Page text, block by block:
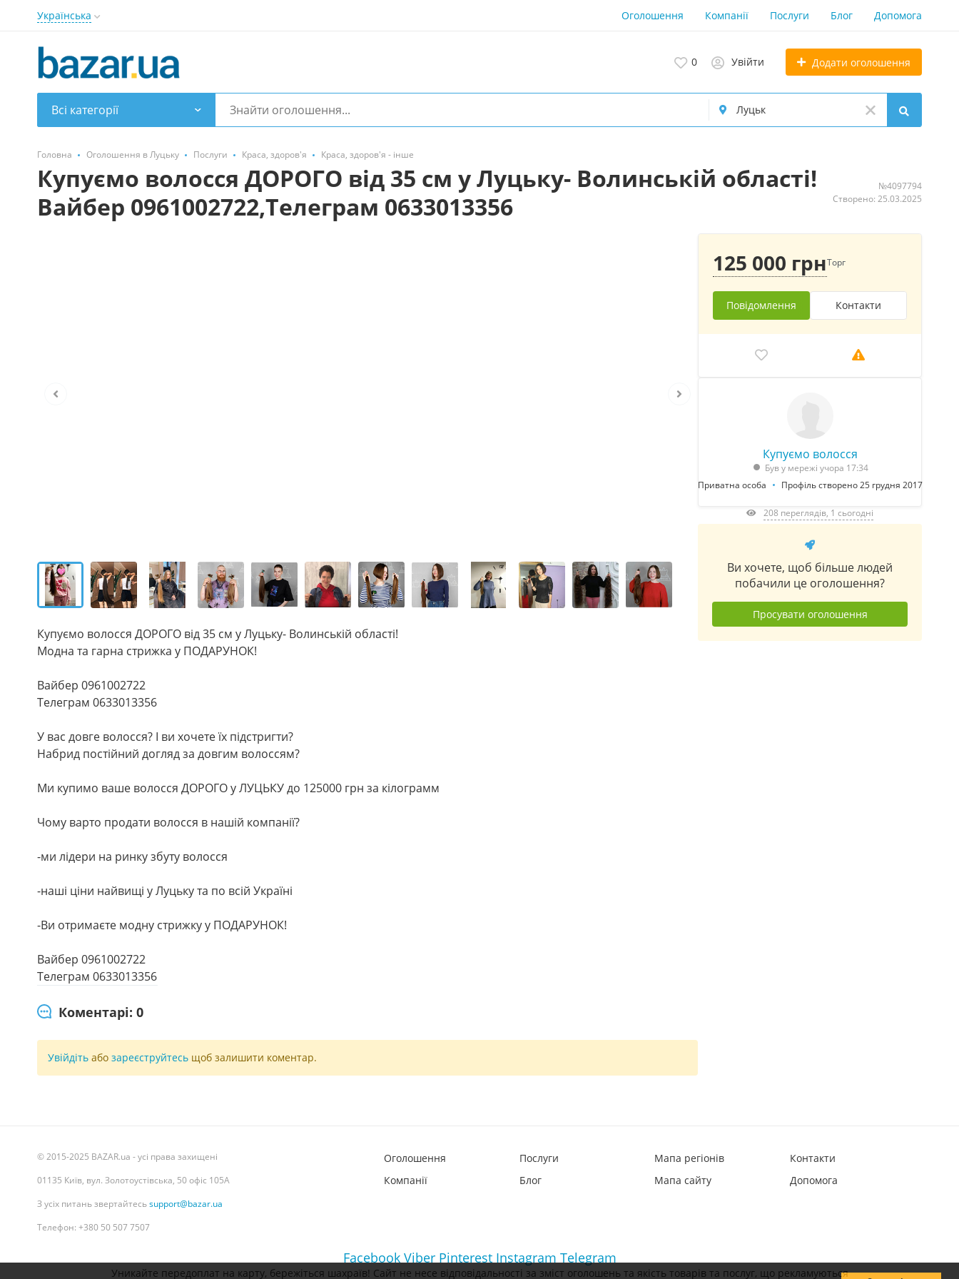
Українська Оголошення Компанії Послуги Блог Допомога
0 Увійти Додати оголошення
Всі категорії
Головна Оголошення в Луцьку Послуги Краса, здоров'я Краса, здоров'я - інше
Купуємо волосся ДОРОГО від 35 см у Луцьку- Волинській області!
Вайбер 0961002722,Телеграм 0633013356
№4097794
Створено: 25.03.2025
Купуємо волосся ДОРОГО від 35 см у Луцьку- Волинській області!
Модна та гарна стрижка у ПОДАРУНОК!
Вайбер 0961002722
Телеграм 0633013356
У вас довге волосся? І ви хочете їх підстригти?
Набрид постійний догляд за довгим волоссям?
Ми купимо ваше волосся ДОРОГО у ЛУЦЬКУ до 125000 грн за кілограмм
Чому варто продати волосся в нашій компанії?
-ми лідери на ринку збуту волосся
-наші ціни найвищі у Луцьку та по всій Україні
-Ви отримаєте модну стрижку у ПОДАРУНОК!
Вайбер 0961002722
Телеграм 0633013356
Коментарі: 0
Увійдіть або зареєструйтесь щоб залишити коментар.
125 000 грнТорг
Повідомлення Контакти
Купуємо волосся
Був у мережі учора 17:34
Приватна особа
Профіль створено 25 грудня 2017
208 переглядів, 1 сьогодні
Ви хочете, щоб більше людей
побачили це оголошення?
Просувати оголошення
© 2015-2025 BAZAR.ua - усі права захищені
01135 Київ, вул. Золотоустівська, 50 офіс 105А
З усіх питань звертайтесьsupport@bazar.ua
Телефон: +380 50 507 7507
Оголошення
Компанії
Послуги
Блог
Мапа регіонів
Мапа сайту
Контакти
Допомога
Facebook Viber Pinterest Instagram Telegram
Уникайте передоплат на карту, бережіться шахраїв! Сайт не несе відповідальності за зміст оголошень та якість товарів та послуг, що рекламуються